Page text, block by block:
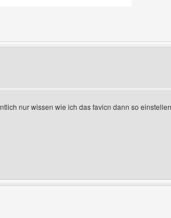
b
nur wissen wie ich das favicn dann so
lorsch